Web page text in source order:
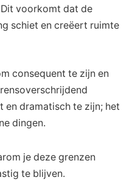
voorkomt dat de
schiet en creëert ruimte
consequent te zijn en
dramatisch te zijn; het
dingen.
je deze grenzen
te blijven.